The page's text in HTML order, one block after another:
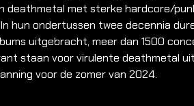
deathmetal met sterke hardcore/
hun ondertussen twee decennia
uitgebracht, meer dan 1500
staan voor virulente deathmetal uit
voor de zomer van 2024.